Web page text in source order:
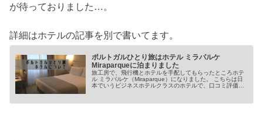
が待っておりました…。
詳細はホテルの記事を別で書いてます。
ポルトガルひとり旅はホテル ミラパルケ
Miraparqueに泊まりました
旅工房で、飛行機とホテルを手配してもらったところホテ
ル ミラパルケ（Miraparque）になりました。 こちらは日
本でいうビジネスホテルクラスのホテルで、口コミ評価も